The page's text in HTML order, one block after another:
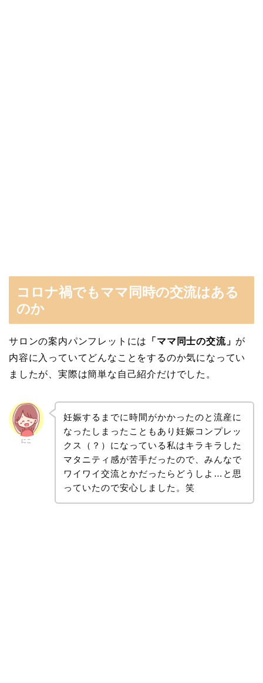
コロナ禍でもママ同時の交流はある
のか
サロンの案内パンフレットには 「ママ同士の交流」 が
内容に入っていてどんなことをするのか気になってい
ましたが、実際は簡単な自己紹介だけでした。
にこ
妊娠するまでに時間がかかったのと流産に
なったしまったこともあり妊娠コンプレッ
クス（？）になっている私はキラキラした
マタニティ感が苦手だったので、みんなで
ワイワイ交流とかだったらどうしよ…と思
っていたので安心しました。笑